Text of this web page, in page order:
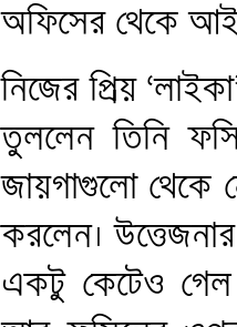
অফিসের থেকে
নিজের প্রিয়
তুললেন তিনি
জায়গাগুলো থেকে
করলেন।
একটু কেটেও